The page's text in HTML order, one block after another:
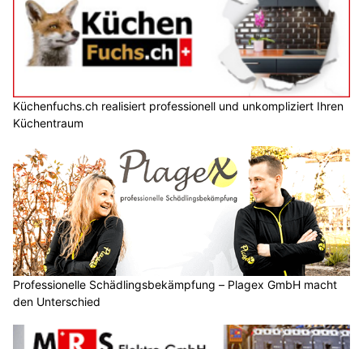
Küchenfuchs.ch realisiert professionell und unkompliziert Ihren
Küchentraum
Professionelle Schädlingsbekämpfung – Plagex GmbH macht
den Unterschied